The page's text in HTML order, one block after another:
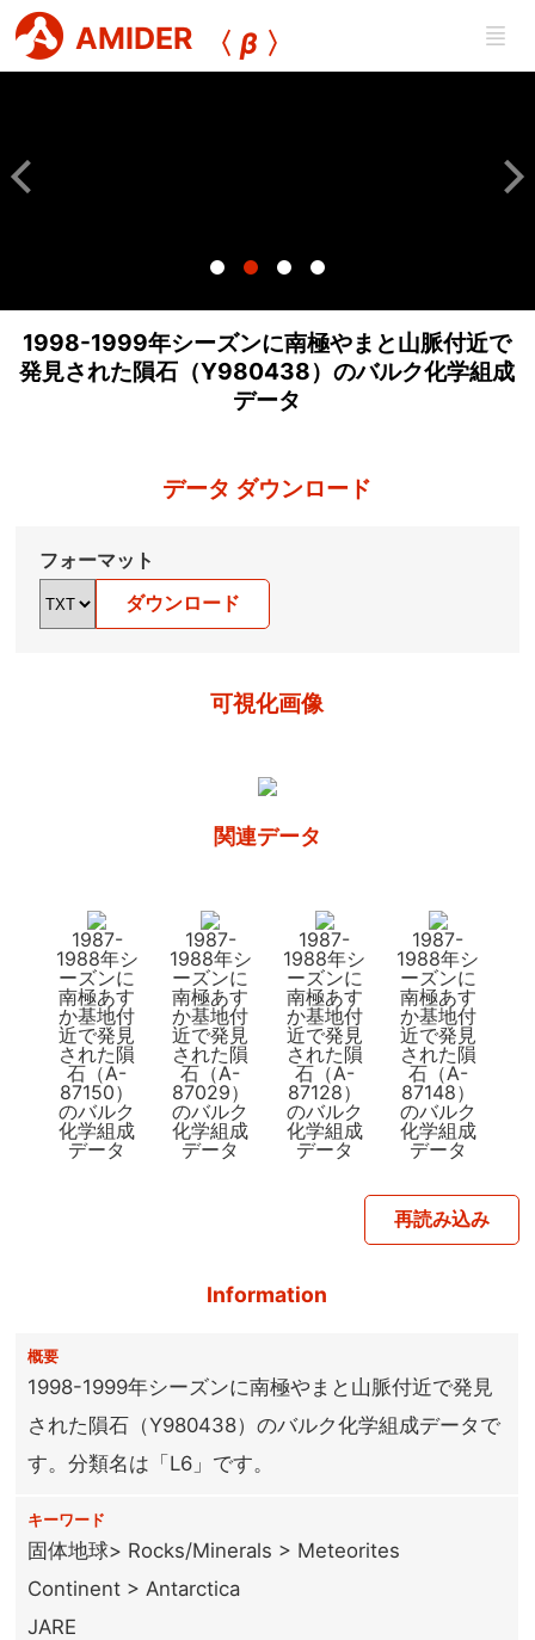
AMIDER 〈β 〉
1998-1999年シーズンに南極やまと山脈付近で
発見された隕石（Y980438）のバルク化学組成
データ
データ ダウンロード
フォーマット
ダウンロード
可視化画像
関連データ
1987-
1988年シ
ーズンに
南極あす
か基地付
近で発見
された隕
石（A-
87150）
のバルク
化学組成
データ
1987-
1988年シ
ーズンに
南極あす
か基地付
近で発見
された隕
石（A-
87029）
のバルク
化学組成
データ
1987-
1988年シ
ーズンに
南極あす
か基地付
近で発見
された隕
石（A-
87128）
のバルク
化学組成
データ
1987-
1988年シ
ーズンに
南極あす
か基地付
近で発見
された隕
石（A-
87148）
のバルク
化学組成
データ
再読み込み
Information
概要
1998-1999年シーズンに南極やまと山脈付近で発見
された隕石（Y980438）のバルク化学組成データで
す。分類名は「L6」です。
キーワード
固体地球> Rocks/Minerals > Meteorites
Continent > Antarctica
JARE